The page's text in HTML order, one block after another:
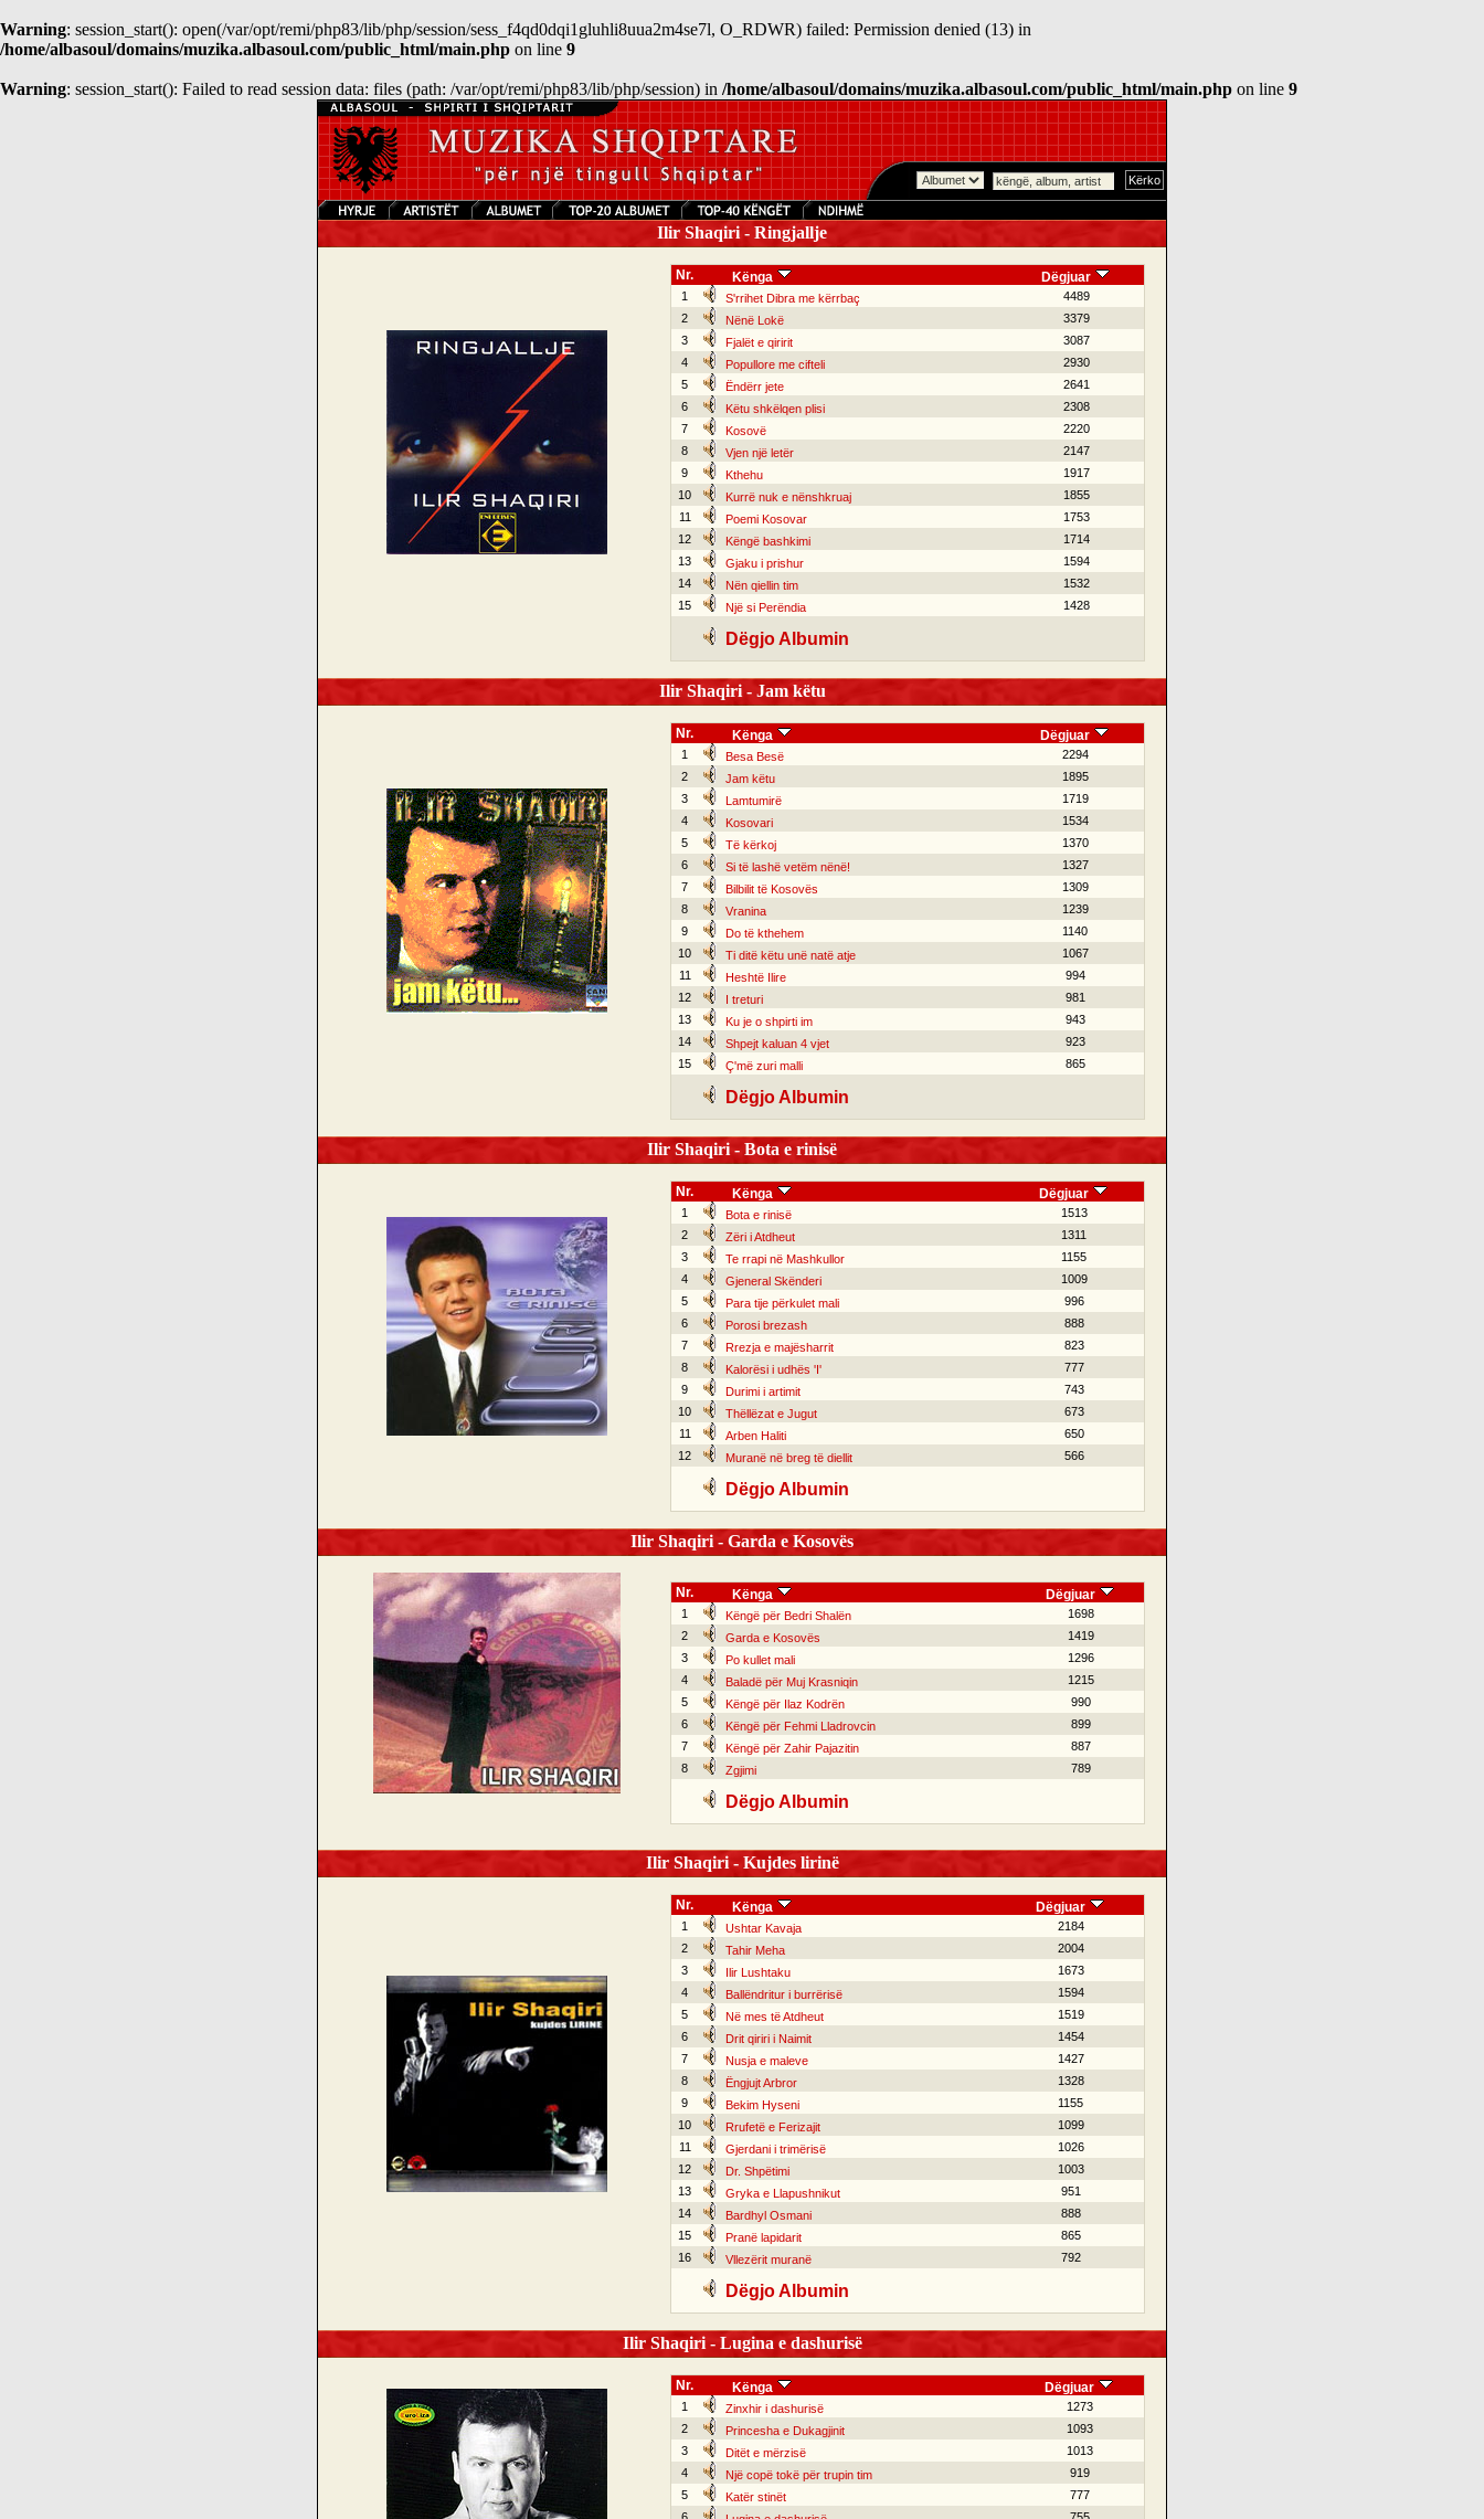
Warning: session_start(): open(/var/opt/remi/php83/lib/php/session/sess_f4qd0dqi1gluhli8uua2m4se7l, O_RDWR) failed: Permission denied (13) in
/home/albasoul/domains/muzika.albasoul.com/public_html/main.php on line 9
Warning: session_start(): Failed to read session data: files (path: /var/opt/remi/php83/lib/php/session) in /home/albasoul/domains/muzika.albasoul.com/public_html/main.php on line 9
Ilir Shaqiri - Ringjallje
Nr. Kënga Dëgjuar
1 S'rrihet Dibra me kërrbaç
4489
2
Nënë Lokë
3379
3
Fjalët e qiririt
3087
4
Popullore me cifteli
2930
5
Ëndërr jete
2641
6
Këtu shkëlqen plisi
2308
7
Kosovë
2220
8
Vjen një letër
2147
9
Kthehu
1917
10
Kurrë nuk e nënshkruaj
1855
11
Poemi Kosovar
1753
12
Këngë bashkimi
1714
13
Gjaku i prishur
1594
14
Nën qiellin tim
1532
15
Një si Perëndia 1428
Dëgjo Albumin
Ilir Shaqiri - Jam këtu
Nr. Kënga Dëgjuar
1 Besa Besë
2294
2
Jam këtu
1895
3
Lamtumirë
1719
4
Kosovari
1534
5
Të kërkoj
1370
6
Si të lashë vetëm nënë!
1327
7
Bilbilit të Kosovës
1309
8
Vranina
1239
9
Do të kthehem
1140
10
Ti ditë këtu unë natë atje
1067
11
Heshtë Ilire
994
12
I treturi
981
13
Ku je o shpirti im
943
14
Shpejt kaluan 4 vjet
923
15
Ç'më zuri malli 865
Dëgjo Albumin
Ilir Shaqiri - Bota e rinisë
Nr. Kënga Dëgjuar
1 Bota e rinisë
1513
2
Zëri i Atdheut
1311
3
Te rrapi në Mashkullor
1155
4
Gjeneral Skënderi
1009
5
Para tije përkulet mali
996
6
Porosi brezash
888
7
Rrezja e majësharrit
823
8
Kalorësi i udhës 'I'
777
9
Durimi i artimit
743
10
Thëllëzat e Jugut
673
11
Arben Haliti
650
12
Muranë në breg të diellit 566
Dëgjo Albumin
Ilir Shaqiri - Garda e Kosovës
Nr. Kënga Dëgjuar
1 Këngë për Bedri Shalën
1698
2
Garda e Kosovës
1419
3
Po kullet mali
1296
4
Baladë për Muj Krasniqin
1215
5
Këngë për Ilaz Kodrën
990
6
Këngë për Fehmi Lladrovcin
899
7
Këngë për Zahir Pajazitin
887
8
Zgjimi 789
Dëgjo Albumin
Ilir Shaqiri - Kujdes lirinë
Nr. Kënga Dëgjuar
1 Ushtar Kavaja
2184
2
Tahir Meha
2004
3
Ilir Lushtaku
1673
4
Ballëndritur i burrërisë
1594
5
Në mes të Atdheut
1519
6
Drit qiriri i Naimit
1454
7
Nusja e maleve
1427
8
Ëngjujt Arbror
1328
9
Bekim Hyseni
1155
10
Rrufetë e Ferizajit
1099
11
Gjerdani i trimërisë
1026
12
Dr. Shpëtimi
1003
13
Gryka e Llapushnikut
951
14
Bardhyl Osmani
888
15
Pranë lapidarit
865
16
Vllezërit muranë 792
Dëgjo Albumin
Ilir Shaqiri - Lugina e dashurisë
Nr. Kënga Dëgjuar
1 Zinxhir i dashurisë
1273
2
Princesha e Dukagjinit
1093
3
Ditët e mërzisë
1013
4
Një copë tokë për trupin tim
919
5
Katër stinët
777